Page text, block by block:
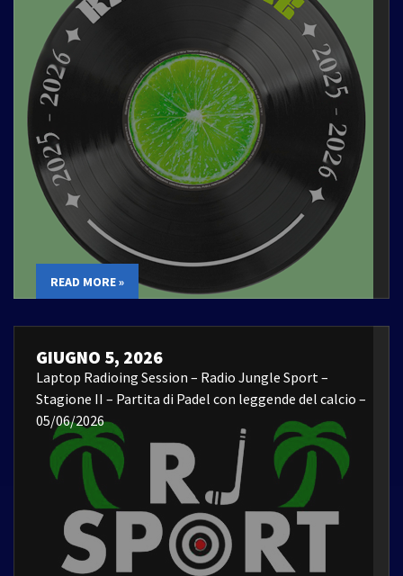
READ MORE »
GIUGNO 5, 2026
Laptop Radioing Session – Radio Jungle Sport –
Stagione II – Partita di Padel con leggende del calcio –
05/06/2026